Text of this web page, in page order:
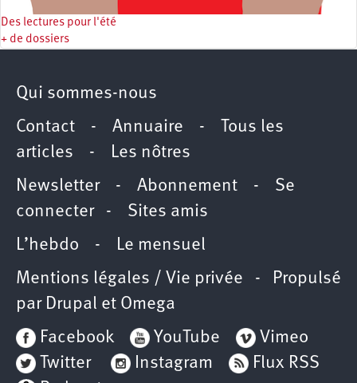
Des lectures pour l'été
+ de dossiers
Qui sommes-nous
Contact - Annuaire -
Tous les
articles - Les nôtres
Newsletter- Abonnement - Se
connecter- Sites amis
L’hebdo - Le mensuel
Mentions légales / Vie privée - Propulsé
par Drupal et Omega
Facebook
YouTube
Vimeo
Twitter
Instagram
Flux RSS